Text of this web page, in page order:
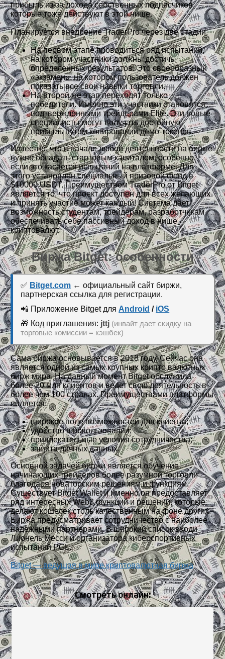
прибыль из-за дохода собственных подписчиков,
которые тоже действуют в этой нише.
Планируется внедрение TraderPro через две стадии:
На первом этапе проводиться ряд испытаний,
на котором участники должны достичь
определенных результатов. Это своеобразный
«экзамен», на котором пользователь должен
показать все свои навыки торговли.
На второй же этап переходят только
победители. Именно эти участники становятся
подтвержденными трейдерами Elite. Эти новые
специалисты могут получать достойную
прибыль путем копировании демо-токенов.
Известно, что в начале любой деятельности на бирже
нужно обладать стартовым капиталом, особенно,
если это касается испытаний на платформе. Для
этого установлен специальный призовой фонд в
$10000 USDT. Преимуществом TraderPro от Bitget
является то, что проект доступен для всех желающих
и принять участие может каждый! Система дает
возможность студентам, трейдерам, разработчикам
обеспечивать себе пассивный доход в нише
криптовалют.
Биржа Bitget: особенности
✅ Bitget.com ← официальный сайт биржи,
партнерская ссылка для регистрации.
📲 Приложение Bitget для Android / iOS
🎁 Код приглашения: jttj (инвайт дает скидку на
торговые комиссии = кэшбек)
Сама биржа основывается в 2018 году. Сейчас она
является одной из самых крупных крипто валютных
бирж мира. На данный момент Bitget обслужила
более 20 млн клиентов и ведет свою деятельность в
более чем 100 странах. Преимуществами платформы
является:
широкое поле возможностей для клиента;
удобство в использовании;
привлекательные условия сотрудничества;
защита личных данных.
Основной задачей биржи является обучение
начинающих трейдеров более разумной торговли
благодаря новаторским решениям и функциям.
Существует Bitget Wallet и именно он предоставляет
ряд интересных Web3 функций и решений, которые
делают кошелек столь качественным на фоне других.
Биржа предусматривает сотрудничество с наиболее
надежными партнерами. В широкий список входи
Лионель Месси и организатора киберспортивных
испытаний PGL.
Bitget — ведущая в мире криптовалютная биржа
Смотреть онлайн: